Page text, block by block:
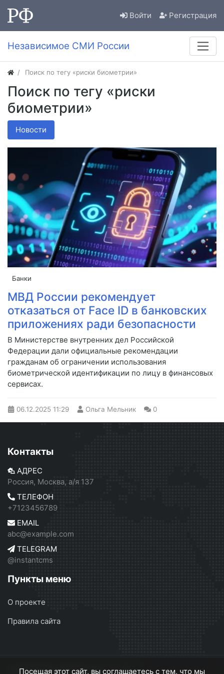
Войти Регистрация
Независимое СМИ России
Поиск по тегу «риски биометрии»
Поиск по тегу «риски
биометрии»
Новости
Банки
МВД России рекомендует
отказаться от Face ID в банковских
приложениях ради безопасности
В Министерстве внутренних дел Российской
Федерации дали официальные рекомендации
гражданам об ограничении использования
биометрической идентификации по лицу в финансовых
сервисах.
06.12.2025 11:29 Ольга Мельник 0
Контакты
АДРЕС
Россия, Москва, а/я 137
ТЕЛЕФОН
+7123456789
EMAIL
abc@example.com
TELEGRAM
@instantcms
Пункты меню
О проекте
Правила сайта
Независимое СМИ России © 2026
Посещая этот сайт, вы соглашаетесь с тем, что мы